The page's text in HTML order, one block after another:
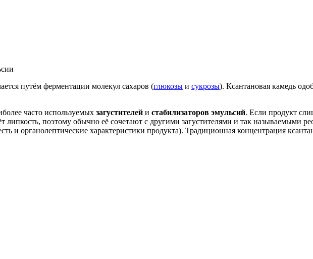
путём ферментации молекул сахаров (глюкозы и сукрозы). Ксантановая камедь
часто используемых загустителей и стабилизаторов эмульсий. Если продукт
липкость, поэтому обычно её сочетают с другими загустителями и так называемыми
и органолептические характеристики продукта). Традиционная концентрация